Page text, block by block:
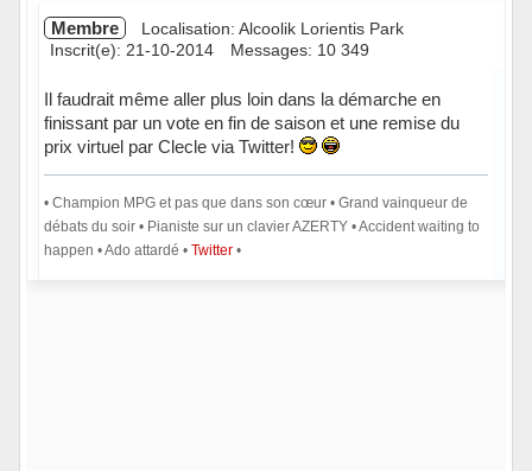
Membre
Localisation: Alcoolik Lorientis Park
Inscrit(e): 21-10-2014
Messages: 10 349
Il faudrait même aller plus loin dans la démarche en
finissant par un vote en fin de saison et une remise du
prix virtuel par Clecle via Twitter!
• Champion MPG et pas que dans son cœur • Grand vainqueur de
débats du soir • Pianiste sur un clavier AZERTY • Accident waiting to
happen • Ado attardé • Twitter•